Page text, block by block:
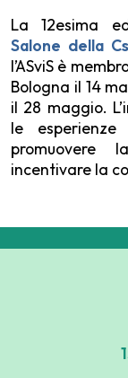
La 12esima
Salone della
l’ASviS è
Bologna il 14
il 28 maggio.
le
promuovere
incentivare la